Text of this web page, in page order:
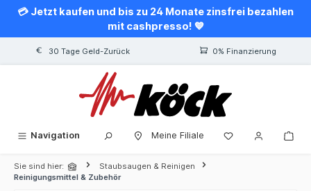
springen
💳 Jetzt kaufen und bis zu 24 Monate zinsfrei bezahlen
mit cashpresso! 💙
30 Tage Geld-Zurück 0% Finanzierung
Navigation Meine Filiale
Sie sind hier:
Staubsaugen & Reinigen
Reinigungsmittel & Zubehör